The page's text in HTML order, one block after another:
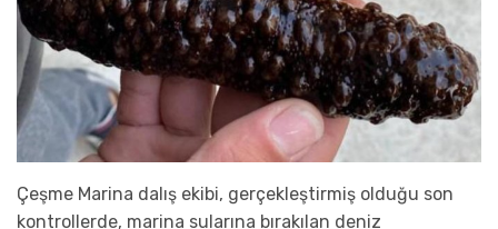
Çeşme Marina dalış ekibi, gerçekleştirmiş olduğu son
kontrollerde, marina sularına bırakılan deniz